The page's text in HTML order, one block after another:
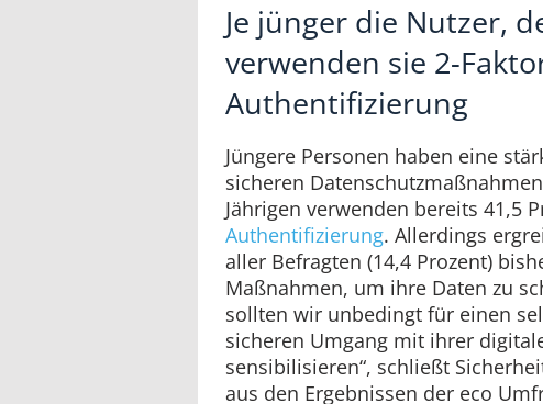
Je jünger die Nutzer,
verwenden sie 2-
Authentifizierung
Jüngere Personen haben eine
sicheren
Jährigen verwenden bereits 41,5
Authentifizierung. Allerdings
aller Befragten (14,4 Prozent)
Maßnahmen, um ihre Daten zu
sollten wir unbedingt für einen
sicheren Umgang mit ihrer
sensibilisieren“, schließt
aus den Ergebnissen der eco